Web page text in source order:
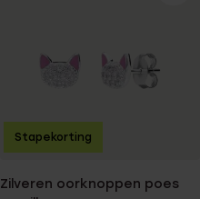
Zilveren oorknoppen poes
Stapekorting